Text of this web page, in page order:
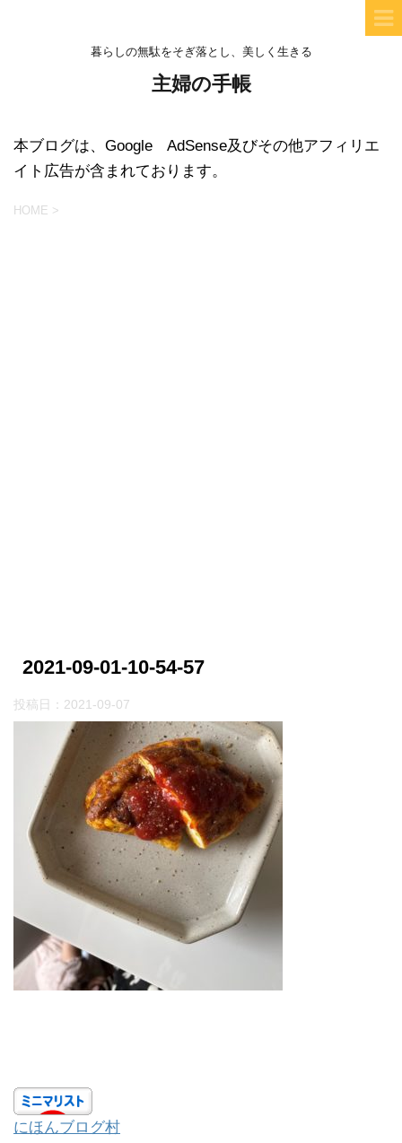
暮らしの無駄をそぎ落とし、美しく生きる
主婦の手帳
本ブログは、Google AdSense及びその他アフィリエ
イト広告が含まれております。
HOME >
2021-09-01-10-54-57
投稿日： 2021-09-07
にほんブログ村